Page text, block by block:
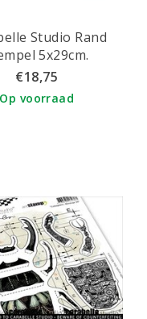
Studio Rand
5x29cm.
Edwige Verrière
€18,75
Op voorraad